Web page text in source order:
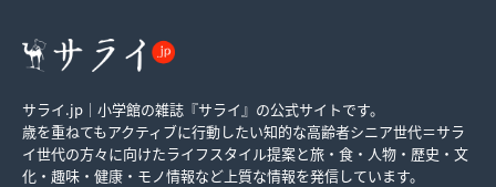
サライ.jp｜小学館の雑誌『サライ』の公式サイトです。
歳を重ねてもアクティブに行動したい知的な高齢者シニア世代＝サラ
イ世代の方々に向けたライフスタイル提案と旅・食・人物・歴史・文
化・趣味・健康・モノ情報など上質な情報を発信しています。